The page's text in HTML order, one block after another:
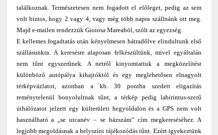
találkoznak. Természetesen nem fogadott el előleget, pedig az sem
volt biztos, hogy 2 vagy 4, vagy még több napra szállnánk ott meg.
Majd e-mailen rendezzük Gioiosa Mareaból, szólt az egyezség.
E kellemes fogadtatás után kényelmesen hátradőlve elindultunk első
szállásunkra. A keresésre alaposan felkészültünk, mivel egyáltalán
nem tűnt egyszerűnek. A netről kinyomtattuk a megközelítést
különböző autópálya kihajtóktól és egy meglehetősen elnagyolt
térképvázlatot, azonban a kb. 30 pontba szedett eligazítás
reménytelenül bonyolultnak tűnt, a térkép pedig labirintus-szerű
úthálózatot jelzett egy külterületi hegyoldalon és a GPS nem volt
használható a „se utcanév – se házszám” cím megkereséséhez. A
legjobb megoldásnak a helyszíni tájékozódás tűnt. Ezért igyekeztünk